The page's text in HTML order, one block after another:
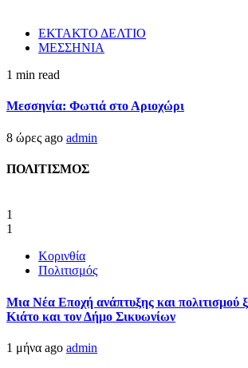
ΕΚΤΑΚΤΟ ΔΕΛΤΙΟ
ΜΕΣΣΗΝΙΑ
1 min read
Μεσσηνία: Φωτιά στο Αριοχώρι
8 ώρες ago admin
ΠΟΛΙΤΙΣΜΟΣ
1
1
Κορινθία
Πολιτισμός
Μια Νέα Εποχή ανάπτυξης και πολιτισμού
Κιάτο και τον Δήμο Σικυωνίων
1 μήνα ago admin